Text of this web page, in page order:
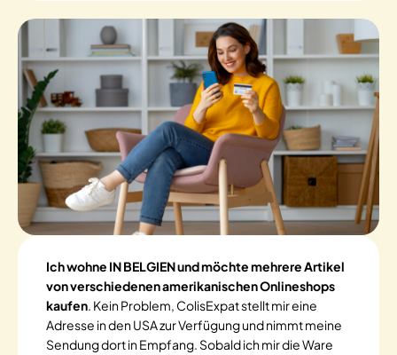
Ich wohne IN BELGIEN und möchte mehrere Artikel
von verschiedenen amerikanischen Onlineshops
kaufen. Kein Problem, ColisExpat stellt mir eine
Adresse in den USA zur Verfügung und nimmt meine
Sendung dort in Empfang. Sobald ich mir die Ware